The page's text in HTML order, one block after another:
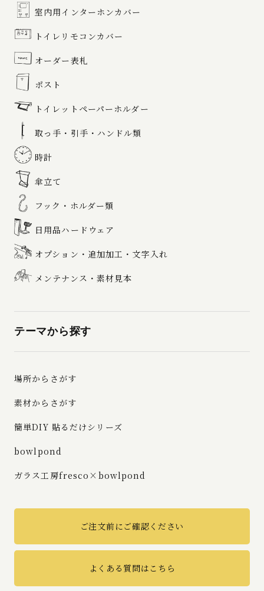
室内用インターホンカバー
トイレリモコンカバー
オーダー表札
ポスト
トイレットペーパーホルダー
取っ手・引手・ハンドル類
時計
傘立て
フック・ホルダー類
日用品ハードウェア
オプション・追加加工・文字入れ
メンテナンス・素材見本
テーマから探す
場所からさがす
素材からさがす
簡単DIY 貼るだけシリーズ
bowlpond
ガラス工房fresco×bowlpond
ご注文前にご確認ください
よくある質問はこちら